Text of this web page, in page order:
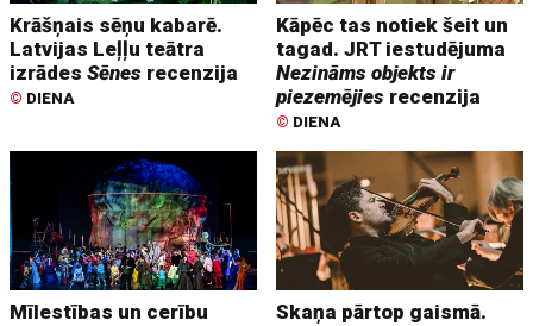
Krāšņais sēņu kabarē.
Latvijas Leļļu teātra
izrādesSēnes recenzija
© DIENA
Kāpēc tas notiek šeit un
tagad. JRT iestudējuma
Nezināms objekts ir
piezemējies recenzija
© DIENA
Mīlestības un cerību
Skaņa pārtop gaismā.